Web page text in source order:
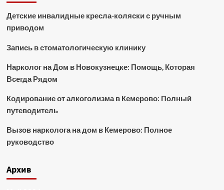
Детские инвалидные кресла-коляски с ручным
приводом
Запись в стоматологическую клинику
Нарколог на Дом в Новокузнецке: Помощь, Которая
Всегда Рядом
Кодирование от алкоголизма в Кемерово: Полный
путеводитель
Вызов нарколога на дом в Кемерово: Полное
руководство
Архив